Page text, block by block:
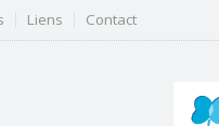
Liens Contact